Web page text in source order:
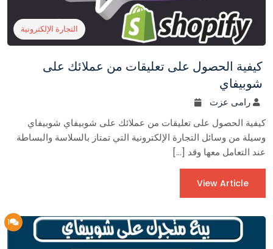
التجارة الإلكترونية
كيفية الحصول على تعليقات من عملائك على
شوبيفاي
رامى عزت
كيفية الحصول على تعليقات من عملائك على شوبيفاي شوبيفاي
وسيلة من وسائل التجارة الإلكترونية التي تمتاز بالسلاسة والبساطة
عند التعامل معها وقد […]
View Article
1